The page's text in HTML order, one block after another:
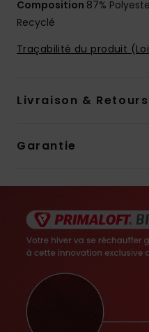
Composition 87%
Recyclé
Traçabilité du produit
Livraison & Retours
Garantie